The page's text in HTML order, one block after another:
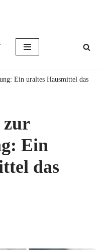
Ein uraltes Hausmittel das
zur
Ein
das